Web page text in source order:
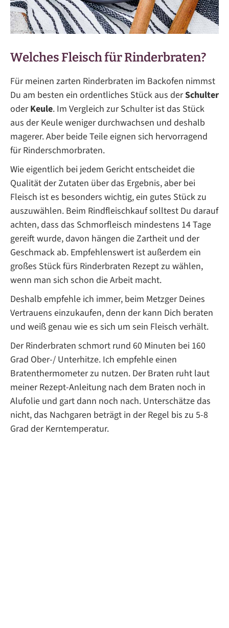
Welches Fleisch für Rinderbraten?
Für meinen zarten Rinderbraten im Backofen nimmst
Du am besten ein ordentliches Stück aus derSchulter
oderKeule. Im Vergleich zur Schulter ist das Stück
aus der Keule weniger durchwachsen und deshalb
magerer. Aber beide Teile eignen sich hervorragend
für Rinderschmorbraten.
Wie eigentlich bei jedem Gericht entscheidet die
Qualität der Zutaten über das Ergebnis, aber bei
Fleisch ist es besonders wichtig, ein gutes Stück zu
auszuwählen. Beim Rindfleischkauf solltest Du darauf
achten, dass das Schmorfleisch mindestens 14 Tage
gereift wurde, davon hängen die Zartheit und der
Geschmack ab. Empfehlenswert ist außerdem ein
großes Stück fürs Rinderbraten Rezept zu wählen,
wenn man sich schon die Arbeit macht.
Deshalb empfehle ich immer, beim Metzger Deines
Vertrauens einzukaufen, denn der kann Dich beraten
und weiß genau wie es sich um sein Fleisch verhält.
Der Rinderbraten schmort rund 60 Minuten bei 160
Grad Ober-/ Unterhitze. Ich empfehle einen
Bratenthermometer zu nutzen. Der Braten ruht laut
meiner Rezept-Anleitung nach dem Braten noch in
Alufolie und gart dann noch nach. Unterschätze das
nicht, das Nachgaren beträgt in der Regel bis zu 5-8
Grad der Kerntemperatur.